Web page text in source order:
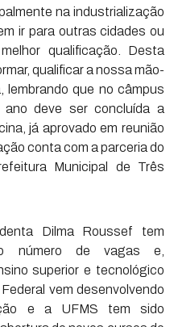
na industrialização
ir para outras cidades ou
qualificação. Desta
qualificar a nossa mão-
lembrando que no câmpus
deve ser concluída a
já aprovado em reunião
conta com a parceria do
Municipal de Três
Dilma Roussef tem
número de vagas e,
superior e tecnológico
vem desenvolvendo
e a UFMS tem sido